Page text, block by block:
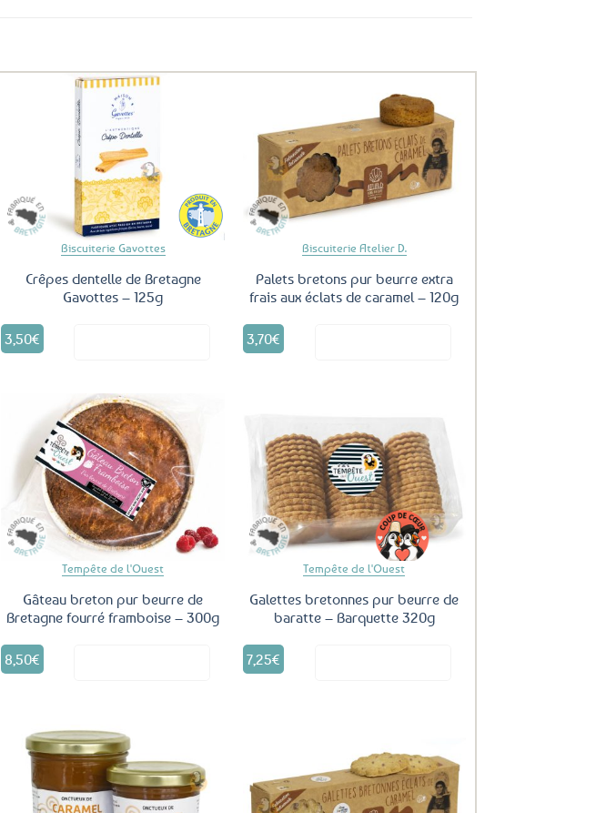
Biscuiterie Gavottes
Crêpes dentelle de Bretagne
Gavottes – 125g
3,50€
Ajouter
aux
favoris
Biscuiterie Atelier D.
Palets bretons pur beurre extra
frais aux éclats de caramel – 120g
3,70€
Ajouter
aux
favoris
Tempête de l'Ouest
Gâteau breton pur beurre de
Bretagne fourré framboise – 300g
8,50€
Ajouter
aux
favoris
Tempête de l'Ouest
Galettes bretonnes pur beurre de
baratte – Barquette 320g
7,25€
Ajouter
aux
favoris
Ajouter
aux
favoris